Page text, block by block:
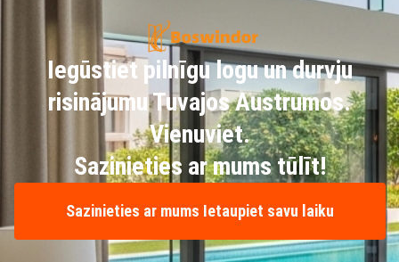
Iegūstiet pilnīgu logu un durvju
risinājumu Tuvajos Austrumos.
Vienuviet.
Sazinieties ar mums tūlīt!
Sazinieties ar mums Ietaupiet savu laiku